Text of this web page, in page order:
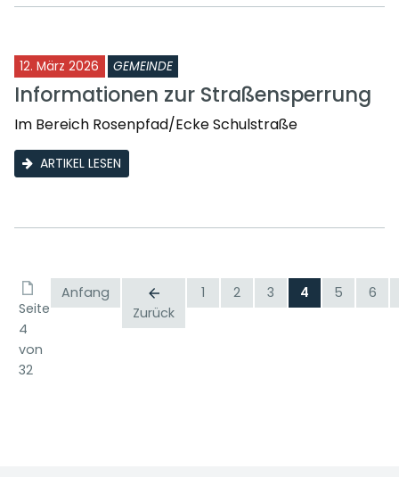
12. März 2026 GEMEINDE
Informationen zur Straßensperrung
Im Bereich Rosenpfad/Ecke Schulstraße
ARTIKEL LESEN
Seite
4
von
32
Anfang
Zurück
1 2 3 4 5 6